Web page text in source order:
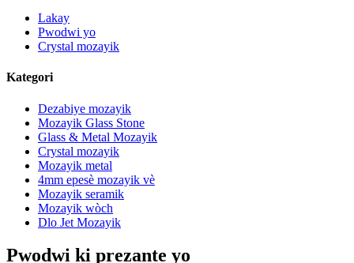
Lakay
Pwodwi yo
Crystal mozayik
Kategori
Dezabiye mozayik
Mozayik Glass Stone
Glass & Metal Mozayik
Crystal mozayik
Mozayik metal
4mm epesè mozayik vè
Mozayik seramik
Mozayik wòch
Dlo Jet Mozayik
Pwodwi ki prezante yo